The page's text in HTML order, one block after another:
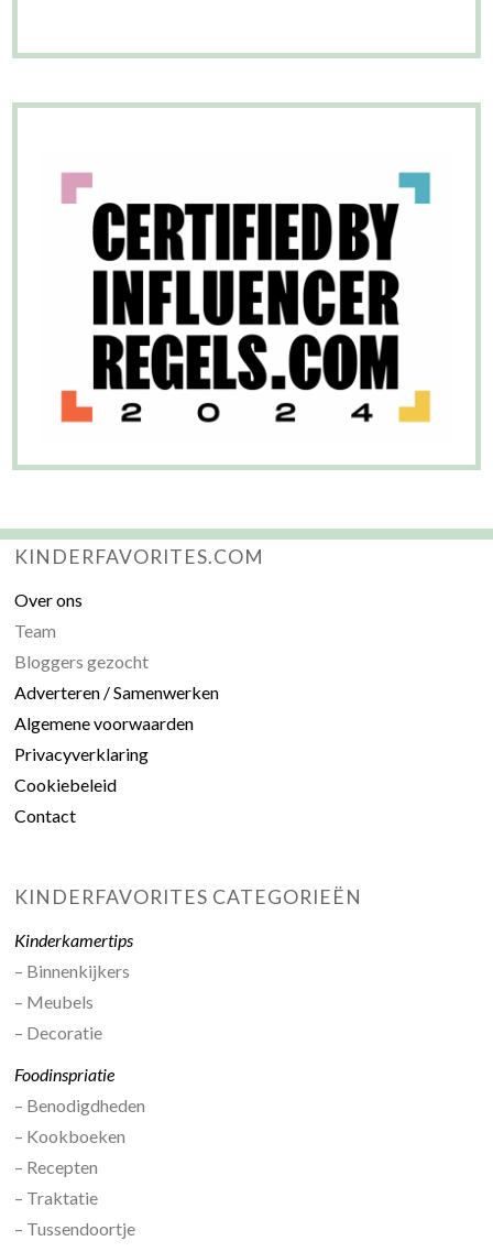
KINDERFAVORITES.COM
Over ons
Team
Bloggers gezocht
Adverteren / Samenwerken
Algemene voorwaarden
Privacyverklaring
Cookiebeleid
Contact
KINDERFAVORITES CATEGORIEËN
Kinderkamertips
– Binnenkijkers
– Meubels
– Decoratie
Foodinspriatie
– Benodigdheden
– Kookboeken
– Recepten
– Traktatie
– Tussendoortje